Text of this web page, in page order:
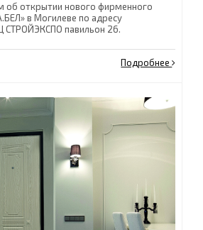
открытии нового фирменного
в Могилеве по адресу
СТРОЙЭКСПО павильон 26.
Подробнее